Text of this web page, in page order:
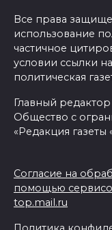
Все права
использование
частичное
условии ссылки
политическая
Главный
Общество с
«Редакция газеты
Согласие на
помощью
top.mail.ru